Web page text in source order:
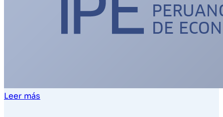
Leer más